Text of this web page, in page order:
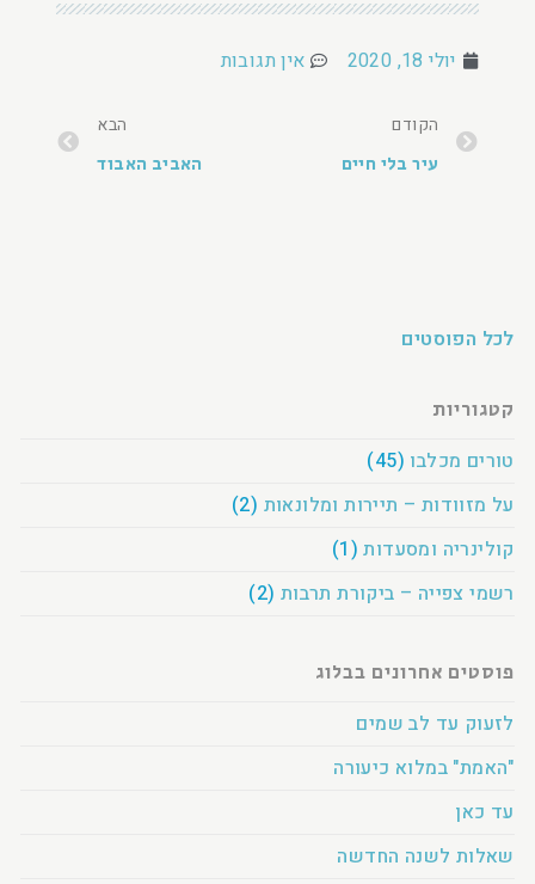
לכל הפוסטים
קטגוריות
טורים מכלבו (45)
על מזוודות – תיירות ומלונאות (2)
קולינריה ומסעדות (1)
רשמי צפייה – ביקורת תרבות (2)
פוסטים אחרונים בבלוג
לזעוק עד לב שמים
"האמת" במלוא כיעורה
עד כאן
שאלות לשנה החדשה
יולי 18, 2020 אין תגובות
הקודם
עיר בלי חיים
הבא
האביב האבוד